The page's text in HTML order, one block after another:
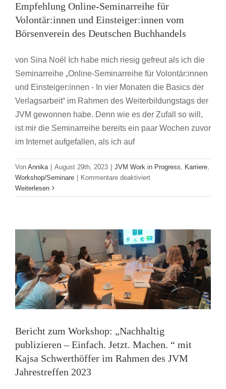
Empfehlung Online-Seminarreihe für
Volontär:innen und Einsteiger:innen vom
Börsenverein des Deutschen Buchhandels
von Sina Noél Ich habe mich riesig gefreut als ich die
Seminarreihe „Online-Seminarreihe für Volontär:innen
und Einsteiger:innen - In vier Monaten die Basics der
Verlagsarbeit“ im Rahmen des Weiterbildungstags der
JVM gewonnen habe. Denn wie es der Zufall so will,
ist mir die Seminarreihe bereits ein paar Wochen zuvor
im Internet aufgefallen, als ich auf
Von Annika August 29th, 2023 JVM Work in Progress Karriere
Workshop/Seminare
Kommentare deaktiviertfür
Online-
Volontär:innen
und
Einsteiger:innen
vom
Börsenverein
des
Deutschen
Buchhandels
Weiterlesen
Bericht zum Workshop: „Nachhaltig
publizieren – Einfach. Jetzt. Machen. “ mit
JVM Jahrestreffen Workshop/Seminare
Bericht zum Workshop: „Nachhaltig
publizieren – Einfach. Jetzt. Machen. “ mit
Kajsa Schwerthöffer im Rahmen des JVM
Jahrestreffen 2023